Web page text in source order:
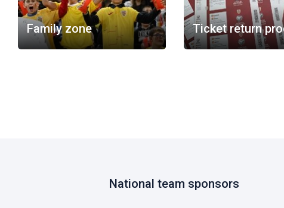
Family zone Ticket return
National team sponsors